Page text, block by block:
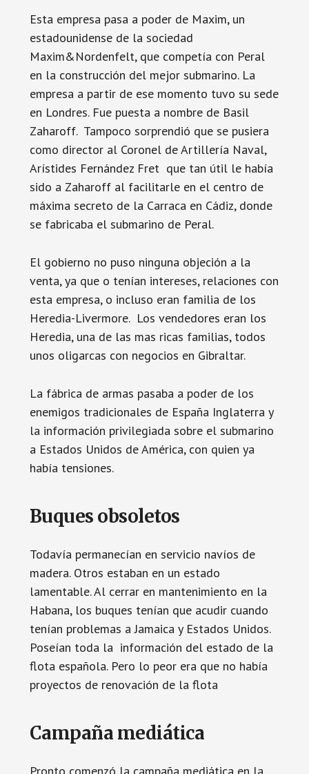
Esta empresa pasa a poder de Maxim, un
estadounidense de la sociedad
Maxim&Nordenfelt, que competía con Peral
en la construcción del mejor submarino. La
empresa a partir de ese momento tuvo su sede
en Londres. Fue puesta a nombre de Basil
Zaharoff. Tampoco sorprendió que se pusiera
como director al Coronel de Artillería Naval,
Arístides Fernández Fret que tan útil le había
sido a Zaharoff al facilitarle en el centro de
máxima secreto de la Carraca en Cádiz, donde
se fabricaba el submarino de Peral.
El gobierno no puso ninguna objeción a la
venta, ya que o tenían intereses, relaciones con
esta empresa, o incluso eran familia de los
Heredia-Livermore. Los vendedores eran los
Heredia, una de las mas ricas familias, todos
unos oligarcas con negocios en Gibraltar.
La fábrica de armas pasaba a poder de los
enemigos tradicionales de España Inglaterra y
la información privilegiada sobre el submarino
a Estados Unidos de América, con quien ya
había tensiones.
Buques obsoletos
Todavía permanecían en servicio navíos de
madera. Otros estaban en un estado
lamentable. Al cerrar en mantenimiento en la
Habana, los buques tenían que acudir cuando
tenían problemas a Jamaica y Estados Unidos.
Poseían toda la información del estado de la
flota española. Pero lo peor era que no había
proyectos de renovación de la flota
Campaña mediática
Pronto comenzó la campaña mediática en la